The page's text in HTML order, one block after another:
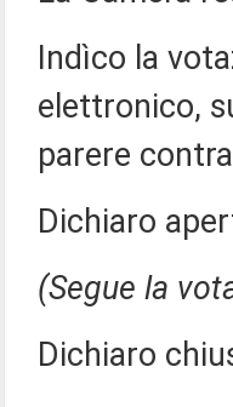
Indìco la
elettronico,
parere
Dichiaro
(Segue la
Dichiaro